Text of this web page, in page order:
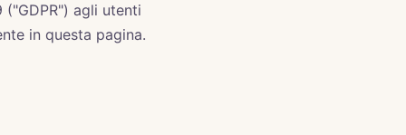
agli utenti
in questa pagina.